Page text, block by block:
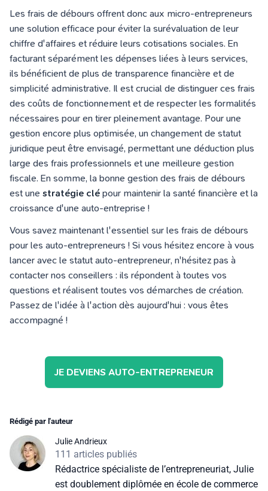
Les frais de débours offrent donc aux micro-entrepreneurs
une solution efficace pour éviter la surévaluation de leur
chiffre d'affaires et réduire leurs cotisations sociales. En
facturant séparément les dépenses liées à leurs services,
ils bénéficient de plus de transparence financière et de
simplicité administrative. Il est crucial de distinguer ces frais
des coûts de fonctionnement et de respecter les formalités
nécessaires pour en tirer pleinement avantage. Pour une
gestion encore plus optimisée, un changement de statut
juridique peut être envisagé, permettant une déduction plus
large des frais professionnels et une meilleure gestion
fiscale. En somme, la bonne gestion des frais de débours
est une stratégie clé pour maintenir la santé financière et la
croissance d'une auto-entreprise !
Vous savez maintenant l'essentiel sur les frais de débours
pour les auto-entrepreneurs ! Si vous hésitez encore à vous
lancer avec le statut auto-entrepreneur, n'hésitez pas à
contacter nos conseillers : ils répondent à toutes vos
questions et réalisent toutes vos démarches de création.
Passez de l'idée à l'action dès aujourd'hui : vous êtes
accompagné !
JE DEVIENS AUTO-ENTREPRENEUR
Rédigé par l'auteur
Julie Andrieux
111 articles publiés
Rédactrice spécialiste de l’entrepreneuriat, Julie
est doublement diplômée en école de commerce